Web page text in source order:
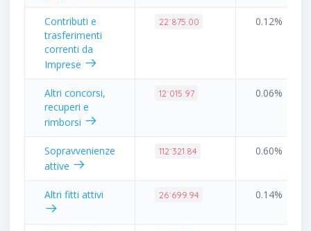
Contributi e
trasferimenti
correnti da
Imprese
22˙875.00 0.12%
Altri concorsi,
recuperi e
rimborsi
12˙015.97 0.06%
Sopravvenienze
attive
112˙321.84 0.60%
Altri fitti attivi 26˙699.94 0.14%